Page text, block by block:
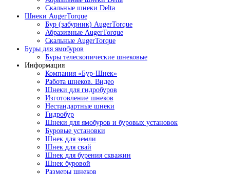
Скальные шнеки Delta
Шнеки AugerTorque
Бур (забурник) AugerTorque
Абразивные AugerTorque
Скальные AugerTorque
Буры для ямобуров
Буры телескопические шнековые
Информация
Компания «Бур-Шнек»
Работа шнеков. Видео
Шнеки для гидробуров
Изготовление шнеков
Нестандартные шнеки
Гидробур
Шнеки для ямобуров и буровых установок
Буровые установки
Шнек для земли
Шнек для свай
Шнек для бурения скважин
Шнек буровой
Размеры шнеков